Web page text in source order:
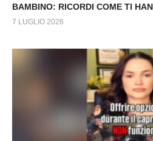
BAMBINO: RICORDI COME TI
7 LUGLIO 2026